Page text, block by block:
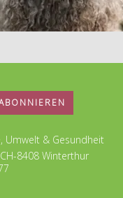
Umwelt & Gesundheit
8408 Winterthur